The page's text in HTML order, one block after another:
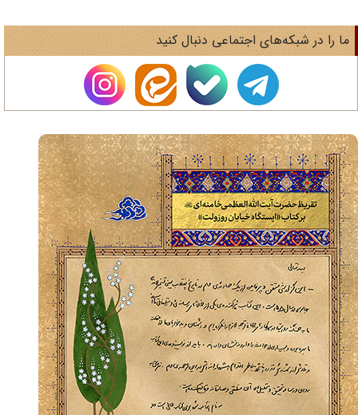
را در شبکه‌های اجتماعی دنبال کنید